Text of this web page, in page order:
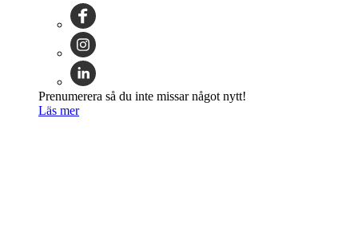
Prenumerera så du inte missar något nytt!
Läs mer